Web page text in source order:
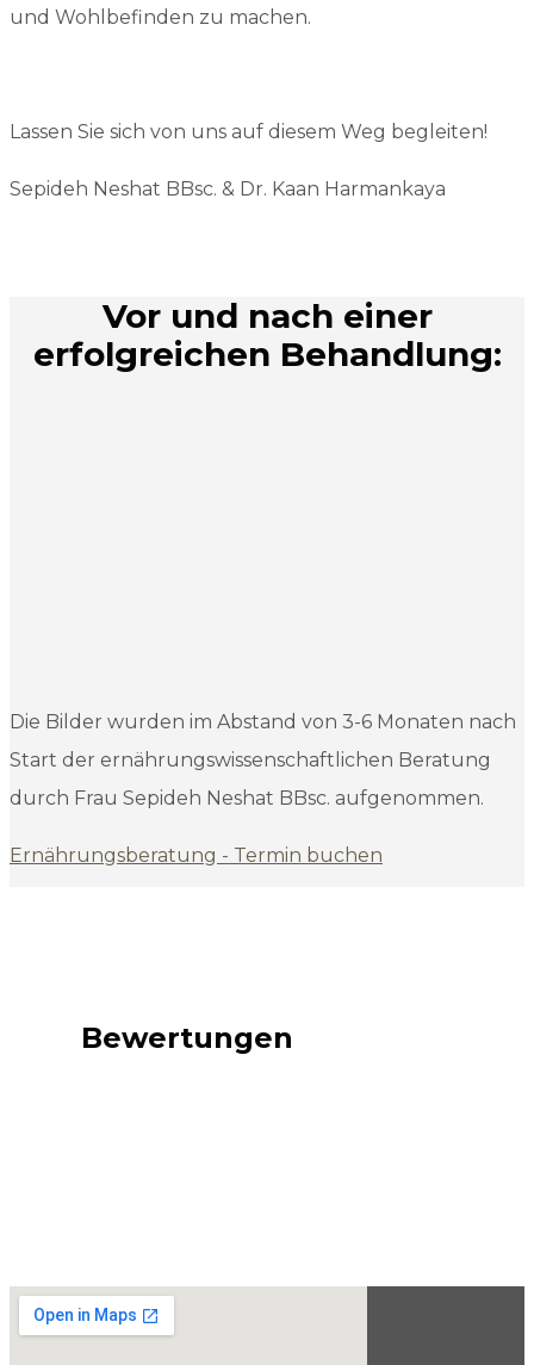
und Wohlbefinden zu machen.
Lassen Sie sich von uns auf diesem Weg begleiten!
Sepideh Neshat BBsc. & Dr. Kaan Harmankaya
Vor und nach einer
erfolgreichen Behandlung:
Die Bilder wurden im Abstand von 3-6 Monaten nach
Start der ernährungswissenschaftlichen Beratung
durch Frau Sepideh Neshat BBsc. aufgenommen.
Ernährungsberatung - Termin buchen
Bewertungen